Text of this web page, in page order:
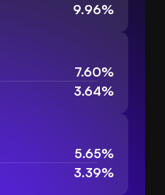
9.96%
5.65%
3.39%
7.60%
3.64%